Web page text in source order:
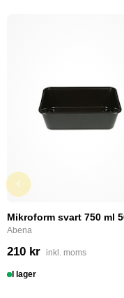
Mikroform svart 750 ml
Abena
210 kr inkl. moms
I lager